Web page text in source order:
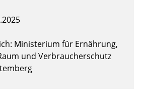
Ministerium für Ernährung,
und Verbraucherschutz